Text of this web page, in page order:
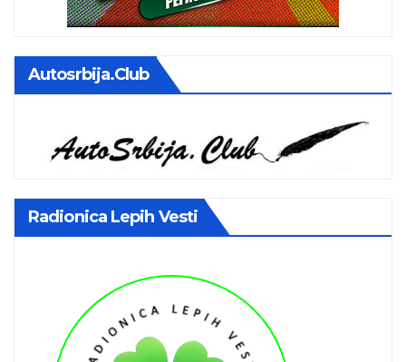
Autosrbija.club
Radionica Lepih Vesti